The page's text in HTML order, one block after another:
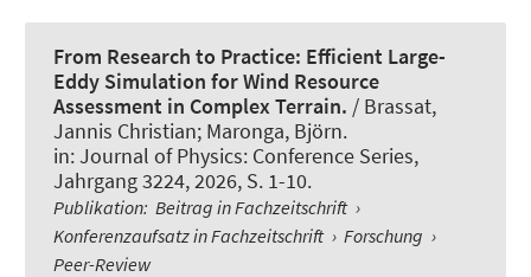
From Research to Practice: Efficient Large-
Eddy Simulation for Wind Resource
Assessment in Complex Terrain. / Brassat,
Jannis Christian; Maronga, Björn.
in:Journal of Physics: Conference Series,
Jahrgang 3224, 2026, S. 1-10.
Publikation: Beitrag in Fachzeitschrift ›
Konferenzaufsatz in Fachzeitschrift › Forschung ›
Peer-Review